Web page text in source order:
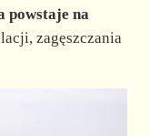
powstaje na
zagęszczania